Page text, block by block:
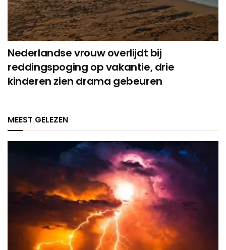
Nederlandse vrouw overlijdt bij
reddingspoging op vakantie, drie
kinderen zien drama gebeuren
MEEST GELEZEN